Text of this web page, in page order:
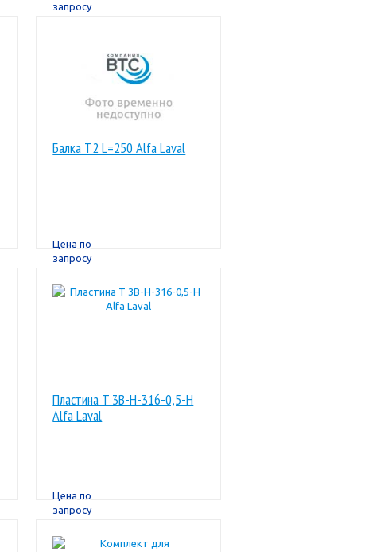
запросу
Балка T2 L=250 Alfa Laval
Цена по
запросу
Пластина T 3B-H-316-0,5-H
Alfa Laval
Цена по
запросу